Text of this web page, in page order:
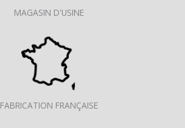
MAGASIN D'USINE
FABRICATION FRANÇAISE